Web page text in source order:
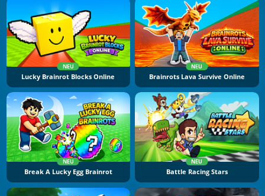
NEU
Lucky Brainrot Blocks Online
NEU
Brainrots Lava Survive Online
NEU
Break A Lucky Egg Brainrot
NEU
Battle Racing Stars